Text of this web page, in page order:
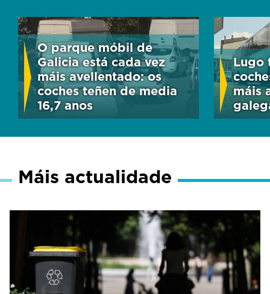
O parque móbil de
Galicia está cada vez
máis avellentado: os
coches teñen de media
16,7 anos
Lugo
máis
Máis actualidade